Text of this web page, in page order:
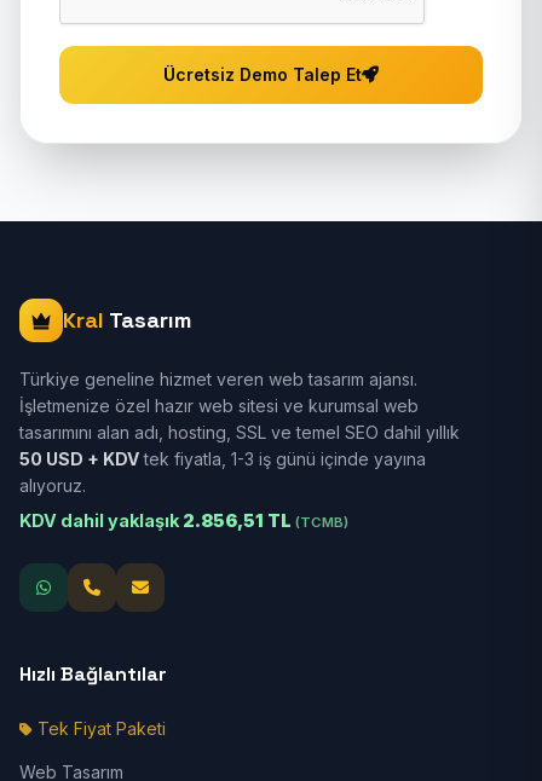
Ücretsiz Demo Talep Et
Kral Tasarım
Türkiye geneline hizmet veren web tasarım ajansı.
İşletmenize özel hazır web sitesi ve kurumsal web
tasarımını alan adı, hosting, SSL ve temel SEO dahil yıllık
50 USD + KDVtek fiyatla, 1-3 iş günü içinde yayına
alıyoruz.
KDV dahil yaklaşık 2.856,51 TL (TCMB)
Hızlı Bağlantılar
Tek Fiyat Paketi
Web Tasarım